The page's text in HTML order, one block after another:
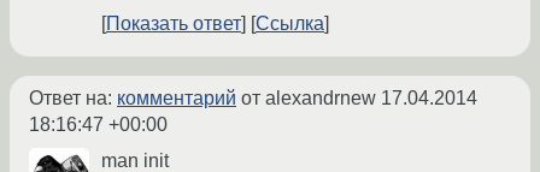
Показать ответ Ссылка
Ответ на: комментарий от alexandrnew 17.04.2014
18:16:47 +00:00
man init